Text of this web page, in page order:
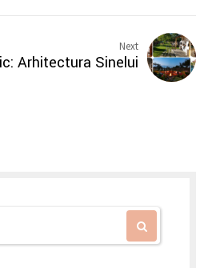
Next
Arhitectura Sinelui